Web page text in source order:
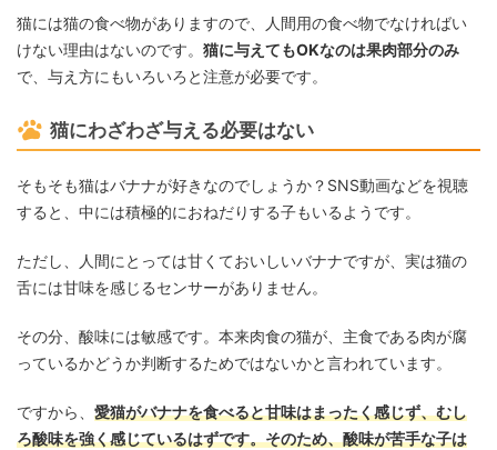
猫には猫の食べ物がありますので、人間用の食べ物でなければい
けない理由はないのです。 猫に与えてもOKなのは果肉部分のみ
で、与え方にもいろいろと注意が必要です。
猫にわざわざ与える必要はない
そもそも猫はバナナが好きなのでしょうか？SNS動画などを視聴
すると、中には積極的におねだりする子もいるようです。
ただし、人間にとっては甘くておいしいバナナですが、実は猫の
舌には甘味を感じるセンサーがありません。
その分、酸味には敏感です。本来肉食の猫が、主食である肉が腐
っているかどうか判断するためではないかと言われています。
ですから、 愛猫がバナナを食べると甘味はまったく感じず、むし
ろ酸味を強く感じているはずです。そのため、酸味が苦手な子は